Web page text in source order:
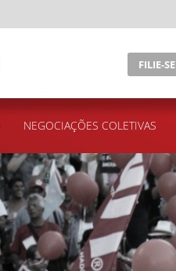
FILIE-SE
NEGOCIAÇÕES COLETIVAS